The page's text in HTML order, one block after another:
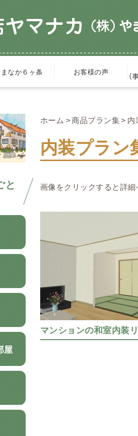
なか６ヶ条 お客様の声
（
と
屋
ホーム 商品プラン集 内
内装プラン
画像をクリックすると詳
マンションの和室内装